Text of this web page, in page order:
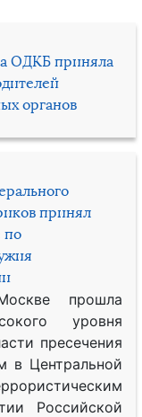
ОДКБ приняла
органов
принял
по
прошла
уровня
пресечения
в Центральной
Российской